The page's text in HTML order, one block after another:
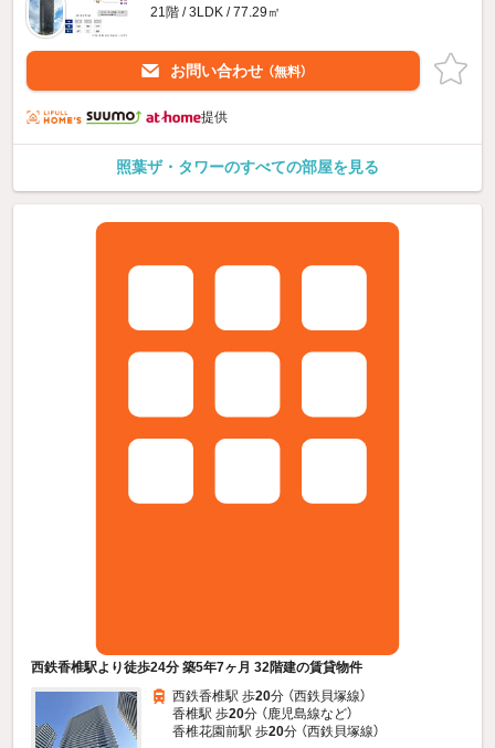
21階 / 3LDK / 77.29㎡
お問い合わせ （無料）
提供
照葉ザ・タワーのすべての部屋を見る
西鉄香椎駅より徒歩24分 築5年7ヶ月 32階建の賃貸物件
西鉄香椎駅 歩20分 （西鉄貝塚線）
香椎駅 歩20分 （鹿児島線など）
香椎花園前駅 歩20分 （西鉄貝塚線）